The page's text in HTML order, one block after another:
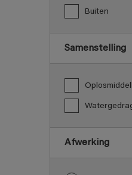
Buiten
Samenstelling
Afwerking